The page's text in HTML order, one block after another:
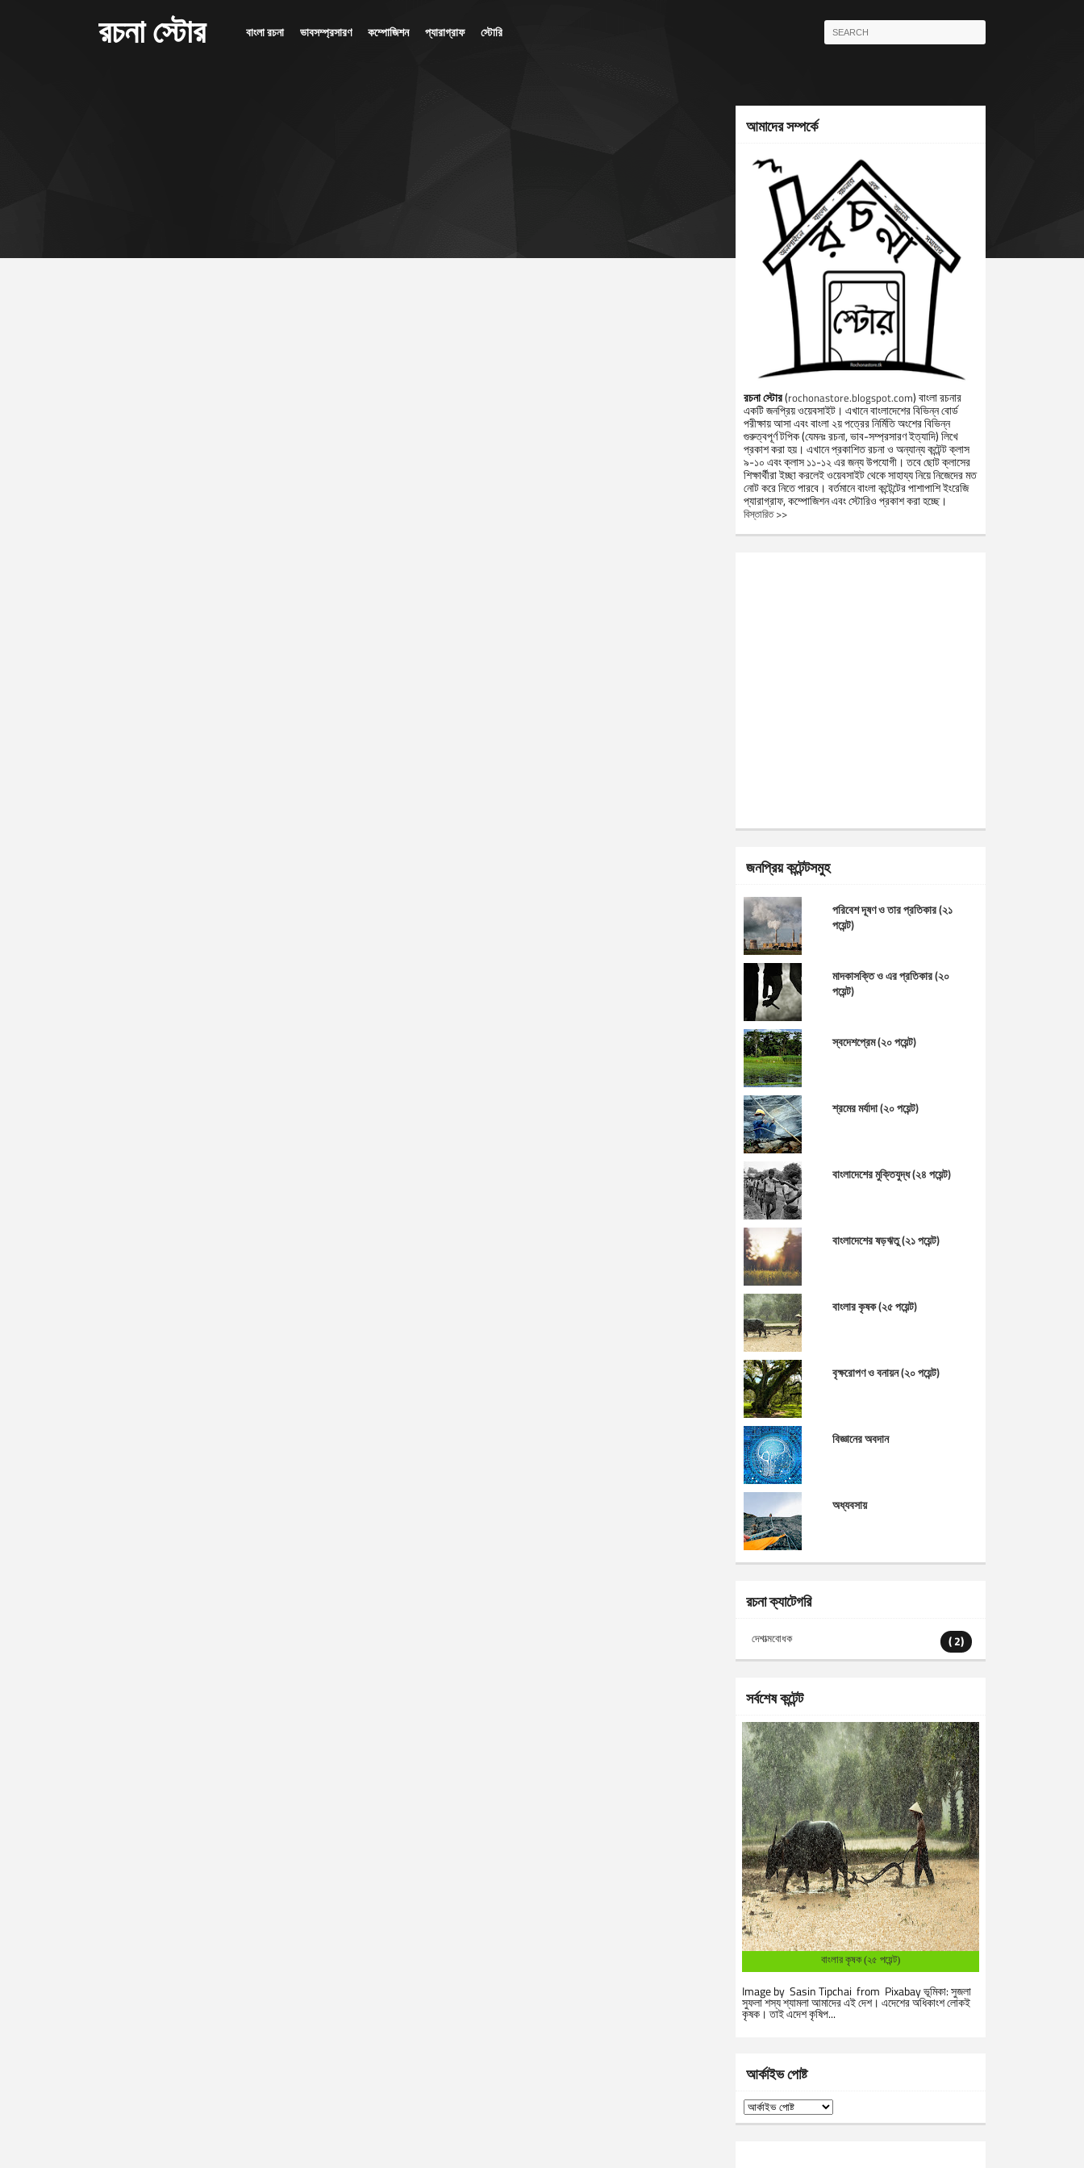
রচনা স্টোর বাংলা রচনা ভাবসম্প্রসারণ কম্পোজিশন প্যারাগ্রাফ স্টোরি
আমাদের সম্পর্কে
রচনা স্টোর(rochonastore.blogspot.com) বাংলা রচনার
একটি জনপ্রিয় ওয়েবসাইট। এখানে বাংলাদেশের বিভিন্ন বোর্ড
পরীক্ষায় আসা এবং বাংলা ২য় পত্রের নির্মিতি অংশের বিভিন্ন
গুরুত্বপূর্ণ টপিক (যেমনঃ রচনা, ভাব-সম্প্রসারণ ইত্যাদি) লিখে
প্রকাশ করা হয়। এখানে প্রকাশিত রচনা ও অন্যান্য কন্টেন্ট ক্লাস
৯-১০ এবং ক্লাস ১১-১২ এর জন্য উপযোগী। তবে ছোট ক্লাসের
শিক্ষার্থীরা ইচ্ছা করলেই ওয়েবসাইট থেকে সাহায্য নিয়ে নিজেদের মত
নোট করে নিতে পারবে। বর্তমানে বাংলা কন্টেন্টের পাশাপাশি ইংরেজি
প্যারাগ্রাফ, কম্পোজিশন এবং স্টোরিও প্রকাশ করা হচ্ছে।
বিস্তারিত >>
জনপ্রিয় কন্টেন্টসমুহ
পরিবেশ দূষণ ও তার প্রতিকার (২১
পয়েন্ট)
মাদকাসক্তি ও এর প্রতিকার (২০
পয়েন্ট)
স্বদেশপ্রেম (২০ পয়েন্ট)
শ্রমের মর্যাদা (২০ পয়েন্ট)
বাংলাদেশের মুক্তিযুদ্ধ (২৪ পয়েন্ট)
বাংলাদেশের ষড়ঋতু (২১ পয়েন্ট)
বাংলার কৃষক (২৫ পয়েন্ট)
বৃক্ষরোপণ ও বনায়ন (২০ পয়েন্ট)
বিজ্ঞানের অবদান
অধ্যবসায়
রচনা ক্যাটেগরি
দেশাত্মবোধক ( 2)
সর্বশেষ কন্টেন্ট
বাংলার কৃষক (২৫ পয়েন্ট)
Image by Sasin Tipchai from Pixabay ভূমিকা: সুজলা
সুফলা শস্য শ্যামলা আমাদের এই দেশ। এদেশের অধিকাংশ লোকই
কৃষক। তাই এদেশ কৃষিপ...
আর্কাইভ পোষ্ট